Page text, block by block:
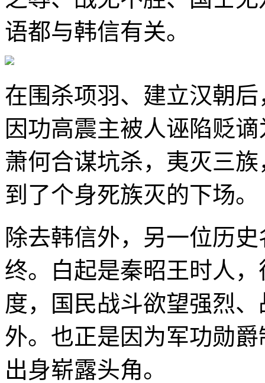
语都与韩信有关。
在围杀项羽、建立汉朝
因功高震主被人诬陷贬
萧何合谋坑杀，夷灭三
到了个身死族灭的下场。
除去韩信外，另一位历
终。白起是秦昭王时人
度，国民战斗欲望强烈
外。也正是因为军功勋
出身崭露头角。